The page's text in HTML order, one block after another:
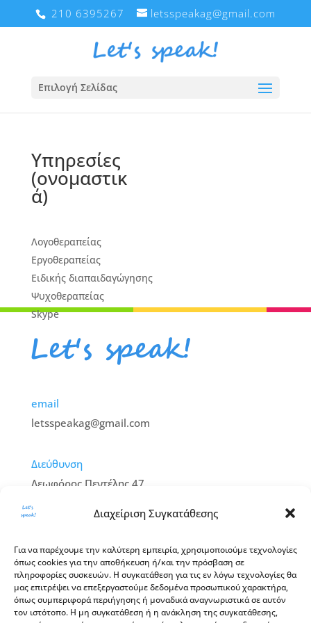
Διαχείριση Συγκατάθεσης
Για να παρέχουμε την καλύτερη εμπειρία, χρησιμοποιούμε τεχνολογίες
όπως cookies για την αποθήκευση ή/και την πρόσβαση σε
πληροφορίες συσκευών. Η συγκατάθεση για τις εν λόγω τεχνολογίες θα
μας επιτρέψει να επεξεργαστούμε δεδομένα προσωπικού χαρακτήρα,
όπως συμπεριφορά περιήγησης ή μοναδικά αναγνωριστικά σε αυτόν
τον ιστότοπο. Η μη συγκατάθεση ή η ανάκληση της συγκατάθεσης,
210 6395267 letsspeakag@gmail.com
Επιλογή Σελίδας
Υπηρεσίες
(ονομαστικ
ά)
Λογοθεραπείας
Εργοθεραπείας
Ειδικής διαπαιδαγώγησης
Ψυχοθεραπείας
Skype
email
letsspeakag@gmail.com
Διεύθυνση
Λεωφόρος Πεντέλης 47,
Βριλήσσια – 152 35
Ώρες
Δευτέρα – Παρασκευή:
13:00 – 20:00
Σάββατο: